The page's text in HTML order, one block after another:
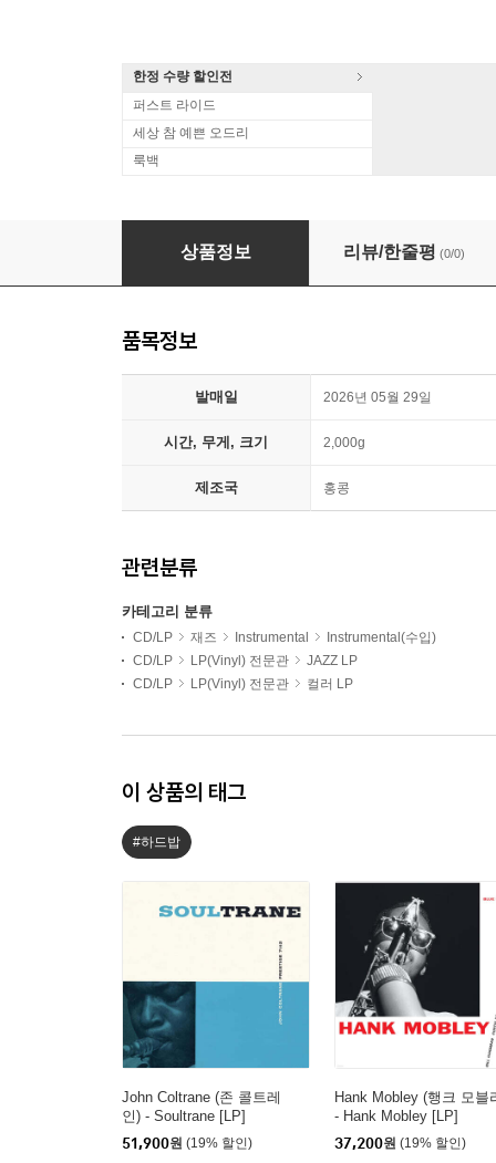
한정 수량 할인전
퍼스트 라이드
세상 참 예쁜 오드리
룩백
Mccoy Tyner (맥코이 타이너) - New York
상품정보 리뷰/한줄평 (0/0)
품목정보
발매일 2026년 05월 29일
시간, 무게, 크기 2,000g
제조국 홍콩
관련분류
카테고리 분류
CD/LP 재즈 Instrumental
Instrumental(수입)
CD/LP
LP(Vinyl) 전문관
JAZZ LP
CD/LP
LP(Vinyl) 전문관 컬러 LP
이 상품의 태그
#하드밥
John Coltrane (존 콜트레
인) - Soultrane [LP]
51,900원 (19% 할인)
Hank Mobley (행크 모블
- Hank Mobley [LP]
37,200원 (19% 할인)